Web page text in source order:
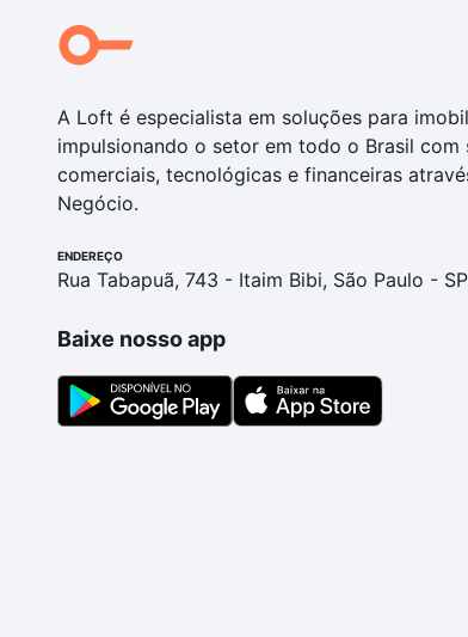
A Loft é especialista em soluções para
impulsionando o setor em todo o Brasil com
comerciais, tecnológicas e financeiras
Negócio.
ENDEREÇO
Rua Tabapuã, 743 - Itaim Bibi, São Paulo -
Baixe nosso app